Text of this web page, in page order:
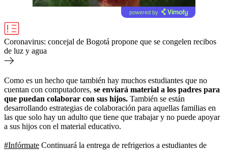
powered by
Coronavirus: concejal de Bogotá propone que se congelen recibos
de luz y agua
Como es un hecho que también hay muchos estudiantes que no
cuentan con computadores, se enviará material a los padres para
que puedan colaborar con sus hijos. También se están
desarrollando estrategias de colaboración para aquellas familias en
las que solo hay un adulto que tiene que trabajar y no puede apoyar
a sus hijos con el material educativo.
#Infórmate Continuará la entrega de refrigerios a estudiantes de